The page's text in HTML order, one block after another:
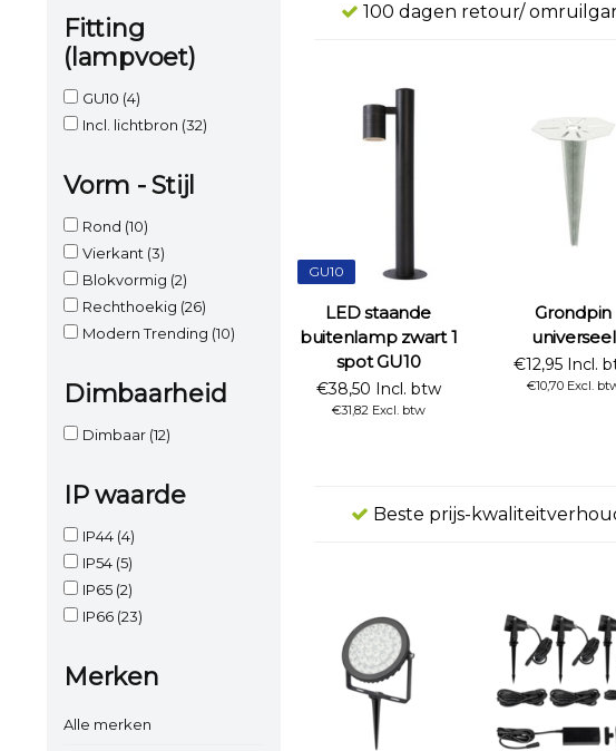
Fitting
(lampvoet)
GU10 (4)
Incl. lichtbron (32)
Vorm - Stijl
Rond (10)
Vierkant (3)
Blokvormig (2)
Rechthoekig (26)
Modern Trending (10)
Dimbaarheid
Dimbaar (12)
IP waarde
IP44 (4)
IP54 (5)
IP65 (2)
IP66 (23)
Merken
Alle merken
100 dagen retour/
GU10
LED staande
buitenlamp zwart 1
spot GU10
€38,50 Incl. btw
€31,82 Excl. btw
Grondpin
universeel
€12,95 Incl.
€10,70 Excl.
Beste prijs-